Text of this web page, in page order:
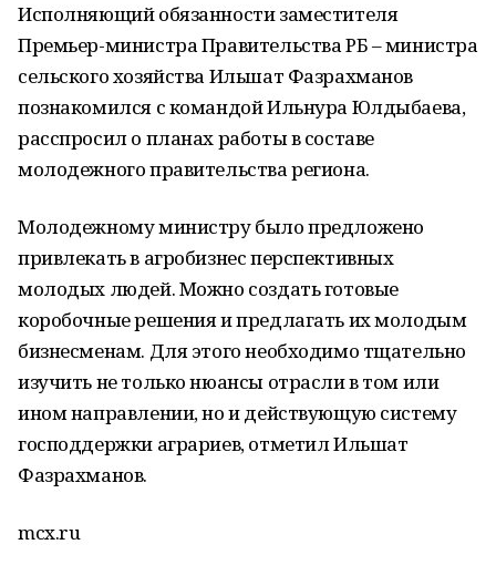
Исполняющий обязанности заместителя
Премьер-министра Правительства РБ – министра
сельского хозяйства Ильшат Фазрахманов
познакомился с командой Ильнура Юлдыбаева,
расспросил о планах работы в составе
молодежного правительства региона.
Молодежному министру было предложено
привлекать в агробизнес перспективных
молодых людей. Можно создать готовые
коробочные решения и предлагать их молодым
бизнесменам. Для этого необходимо тщательно
изучить не только нюансы отрасли в том или
ином направлении, но и действующую систему
господдержки аграриев, отметил Ильшат
Фазрахманов.
mcx.ru